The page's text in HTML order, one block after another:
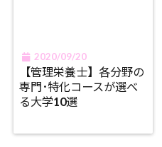
2020/09/20
【管理栄養士】各分野の
専門･特化コースが選べ
る大学10選